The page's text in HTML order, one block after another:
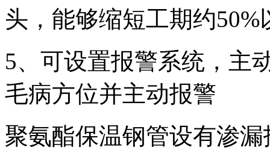
头，能够缩短工期约50%
5、可设置报警系统，主
毛病方位并主动报警
聚氨酯保温钢管设有渗